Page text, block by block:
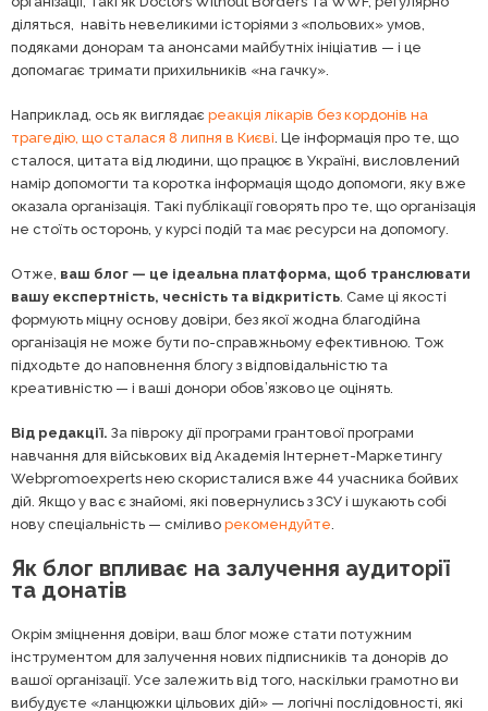
діляться, навіть невеликими історіями з «польових» умов,
подяками донорам та анонсами майбутніх ініціатив — і це
допомагає тримати прихильників «на гачку».
Наприклад, ось як виглядає реакція лікарів без кордонів на
трагедію, що сталася 8 липня в Києві . Це інформація про те, що
сталося, цитата від людини, що працює в Україні, висловлений
намір допомогти та коротка інформація щодо допомоги, яку вже
оказала організація. Такі публікації говорять про те, що організація
не стоїть осторонь, у курсі подій та має ресурси на допомогу.
Отже, ваш блог — це ідеальна платформа, щоб транслювати
вашу експертність, чесність та відкритість . Саме ці якості
формують міцну основу довіри, без якої жодна благодійна
організація не може бути по-справжньому ефективною. Тож
підходьте до наповнення блогу з відповідальністю та
креативністю — і ваші донори обов’язково це оцінять.
Від редакції. За півроку дії програми грантової програми
навчання для військових від Академія Інтернет-Маркетингу
Webpromoexperts нею скористалися вже 44 учасника бойвих
дій. Якщо у вас є знайомі, які повернулись з ЗСУ і шукають собі
нову спеціальність — сміливо рекомендуйте
Як блог впливає на залучення аудиторії
та донатів
Окрім зміцнення довіри, ваш блог може стати потужним
інструментом для залучення нових підписників та донорів до
вашої організації. Усе залежить від того, наскільки грамотно ви
вибудуєте «ланцюжки цільових дій» — логічні послідовності, які